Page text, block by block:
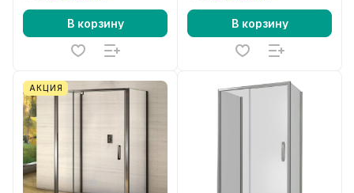
В корзину В корзину
АКЦИЯ